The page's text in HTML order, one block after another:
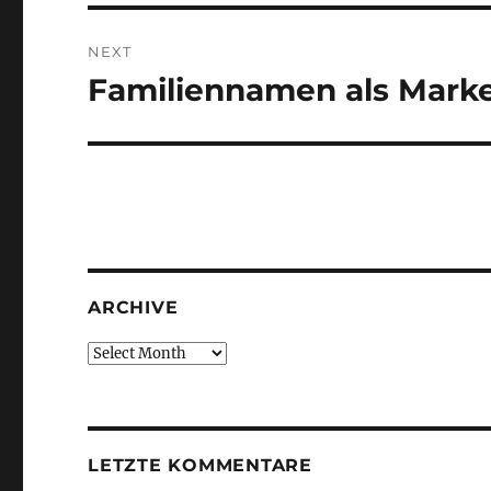
NEXT
Next
Familiennamen als
ARCHIVE
Archive
LETZTE KOMMENTARE